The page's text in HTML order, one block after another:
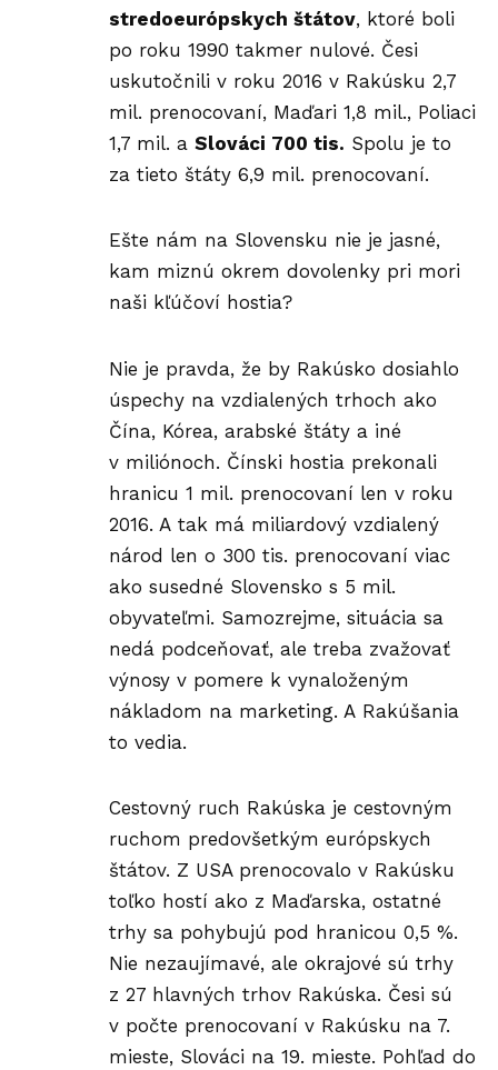
stredoeurópskych štátov, ktoré boli
po roku 1990 takmer nulové. Česi
uskutočnili v roku 2016 v Rakúsku 2,7
mil. prenocovaní, Maďari 1,8 mil., Poliaci
1,7 mil. a Slováci 700 tis. Spolu je to
za tieto štáty 6,9 mil. prenocovaní.
Ešte nám na Slovensku nie je jasné,
kam miznú okrem dovolenky pri mori
naši kľúčoví hostia?
Nie je pravda, že by Rakúsko dosiahlo
úspechy na vzdialených trhoch ako
Čína, Kórea, arabské štáty a iné
v miliónoch. Čínski hostia prekonali
hranicu 1 mil. prenocovaní len v roku
2016. A tak má miliardový vzdialený
národ len o 300 tis. prenocovaní viac
ako susedné Slovensko s 5 mil.
obyvateľmi. Samozrejme, situácia sa
nedá podceňovať, ale treba zvažovať
výnosy v pomere k vynaloženým
nákladom na marketing. A Rakúšania
to vedia.
Cestovný ruch Rakúska je cestovným
ruchom predovšetkým európskych
štátov. Z USA prenocovalo v Rakúsku
toľko hostí ako z Maďarska, ostatné
trhy sa pohybujú pod hranicou 0,5 %.
Nie nezaujímavé, ale okrajové sú trhy
z 27 hlavných trhov Rakúska. Česi sú
v počte prenocovaní v Rakúsku na 7.
mieste, Slováci na 19. mieste. Pohľad do